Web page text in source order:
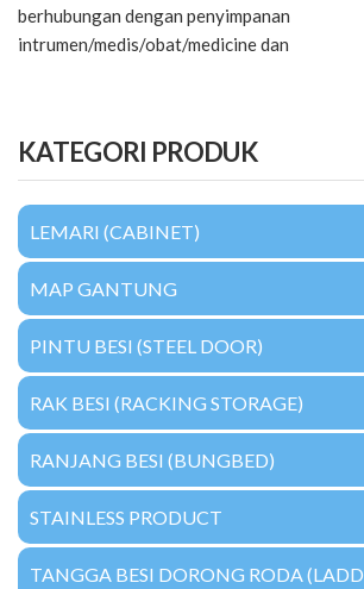
berhubungan dengan penyimpanan
intrumen/medis/obat/medicine dan
KATEGORI PRODUK
LEMARI (CABINET)
MAP GANTUNG
PINTU BESI (STEEL DOOR)
RAK BESI (RACKING STORAGE)
RANJANG BESI (BUNGBED)
STAINLESS PRODUCT
TANGGA BESI DORONG RODA